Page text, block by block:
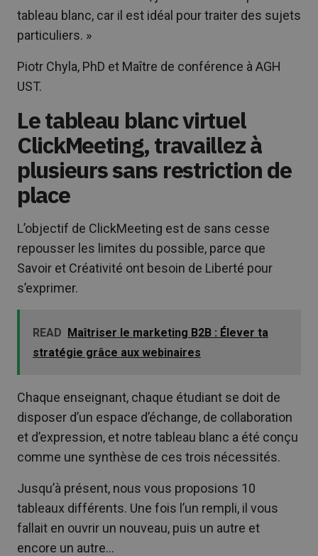
tableau blanc, car il est idéal pour traiter des sujets
particuliers. »
Piotr Chyla, PhD et Maître de conférence à AGH
UST.
Le tableau blanc virtuel
ClickMeeting, travaillez à
plusieurs sans restriction de
place
L’objectif de ClickMeeting est de sans cesse
repousser les limites du possible, parce que
Savoir et Créativité ont besoin de Liberté pour
s’exprimer.
READ Maîtriser le marketing B2B : Élever ta
stratégie grâce aux webinaires
Chaque enseignant, chaque étudiant se doit de
disposer d’un espace d’échange, de collaboration
et d’expression, et notre tableau blanc a été conçu
comme une synthèse de ces trois nécessités.
Jusqu’à présent, nous vous proposions 10
tableaux différents. Une fois l’un rempli, il vous
fallait en ouvrir un nouveau, puis un autre et
encore un autre…